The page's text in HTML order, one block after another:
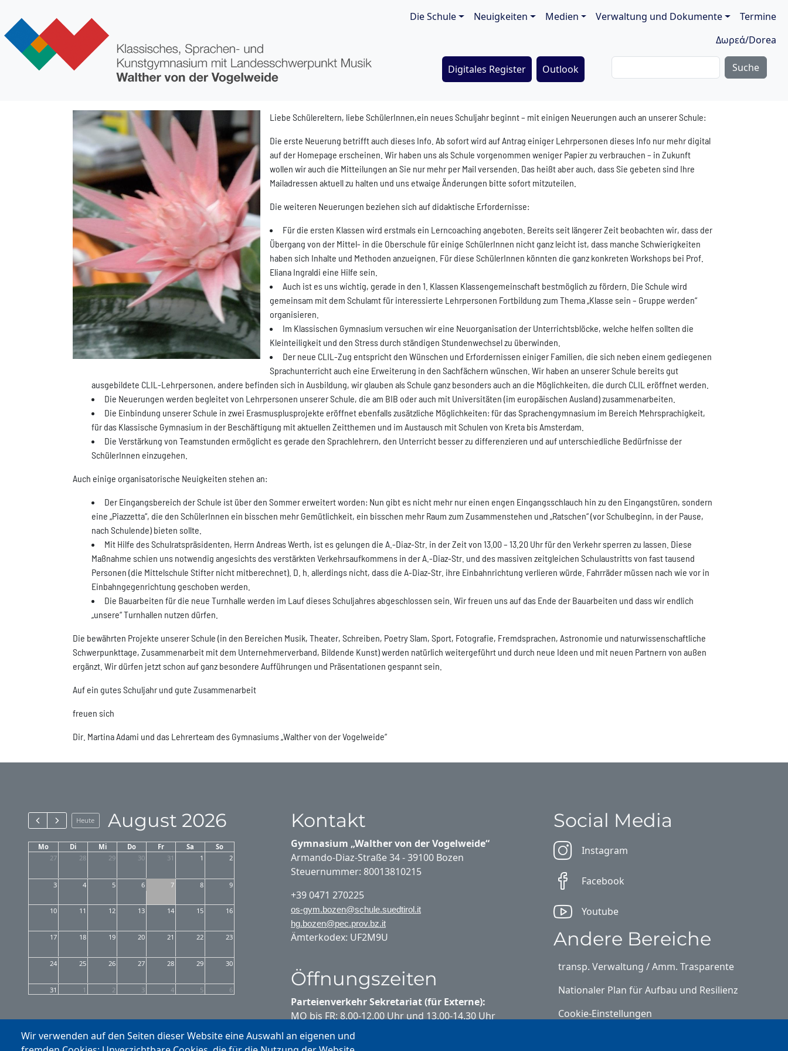
Wir verwenden auf den Seiten dieser Website eine Auswahl an eigenen und
Main navigation
Die Schule Neuigkeiten Medien Verwaltung und Dokumente
Termine
Δωρεά/Dorea
Digitales Register Outlook
Liebe Schülereltern, liebe SchülerInnen,ein neues Schuljahr beginnt – mit einigen Neuerungen auch an unserer Schule:
Die erste Neuerung betrifft auch dieses Info. Ab sofort wird auf Antrag einiger Lehrpersonen dieses Info nur mehr digital
auf der Homepage erscheinen. Wir haben uns als Schule vorgenommen weniger Papier zu verbrauchen – in Zukunft
wollen wir auch die Mitteilungen an Sie nur mehr per Mail versenden. Das heißt aber auch, dass Sie gebeten sind Ihre
Mailadressen aktuell zu halten und uns etwaige Änderungen bitte sofort mitzuteilen.
Die weiteren Neuerungen beziehen sich auf didaktische Erfordernisse:
Für die ersten Klassen wird erstmals ein Lerncoaching angeboten. Bereits seit längerer Zeit beobachten wir, dass der
Übergang von der Mittel- in die Oberschule für einige SchülerInnen nicht ganz leicht ist, dass manche Schwierigkeiten
haben sich Inhalte und Methoden anzueignen. Für diese SchülerInnen könnten die ganz konkreten Workshops bei Prof.
Eliana Ingraldi eine Hilfe sein.
Auch ist es uns wichtig, gerade in den 1. Klassen Klassengemeinschaft bestmöglich zu fördern. Die Schule wird
gemeinsam mit dem Schulamt für interessierte Lehrpersonen Fortbildung zum Thema „Klasse sein – Gruppe werden“
organisieren.
Im Klassischen Gymnasium versuchen wir eine Neuorganisation der Unterrichtsblöcke, welche helfen sollten die
Kleinteiligkeit und den Stress durch ständigen Stundenwechsel zu überwinden.
Der neue CLIL-Zug entspricht den Wünschen und Erfordernissen einiger Familien, die sich neben einem gediegenen
Sprachunterricht auch eine Erweiterung in den Sachfächern wünschen. Wir haben an unserer Schule bereits gut
ausgebildete CLIL-Lehrpersonen, andere befinden sich in Ausbildung, wir glauben als Schule ganz besonders auch an die Möglichkeiten, die durch CLIL eröffnet werden.
Die Neuerungen werden begleitet von Lehrpersonen unserer Schule, die am BIB oder auch mit Universitäten (im europäischen Ausland) zusammenarbeiten.
Die Einbindung unserer Schule in zwei Erasmusplusprojekte eröffnet ebenfalls zusätzliche Möglichkeiten: für das Sprachengymnasium im Bereich Mehrsprachigkeit,
für das Klassische Gymnasium in der Beschäftigung mit aktuellen Zeitthemen und im Austausch mit Schulen von Kreta bis Amsterdam.
Die Verstärkung von Teamstunden ermöglicht es gerade den Sprachlehrern, den Unterricht besser zu differenzieren und auf unterschiedliche Bedürfnisse der
SchülerInnen einzugehen.
Auch einige organisatorische Neuigkeiten stehen an:
Der Eingangsbereich der Schule ist über den Sommer erweitert worden: Nun gibt es nicht mehr nur einen engen Eingangsschlauch hin zu den Eingangstüren, sondern
eine „Piazzetta“, die den SchülerInnen ein bisschen mehr Gemütlichkeit, ein bisschen mehr Raum zum Zusammenstehen und „Ratschen“ (vor Schulbeginn, in der Pause,
nach Schulende) bieten sollte.
Mit Hilfe des Schulratspräsidenten, Herrn Andreas Werth, ist es gelungen die A.-Diaz-Str. in der Zeit von 13.00 – 13.20 Uhr für den Verkehr sperren zu lassen. Diese
Maßnahme schien uns notwendig angesichts des verstärkten Verkehrsaufkommens in der A.-Diaz-Str. und des massiven zeitgleichen Schulaustritts von fast tausend
Personen (die Mittelschule Stifter nicht mitberechnet). D. h. allerdings nicht, dass die A-Diaz-Str. ihre Einbahnrichtung verlieren würde. Fahrräder müssen nach wie vor in
Einbahngegenrichtung geschoben werden.
Die Bauarbeiten für die neue Turnhalle werden im Lauf dieses Schuljahres abgeschlossen sein. Wir freuen uns auf das Ende der Bauarbeiten und dass wir endlich
„unsere“ Turnhallen nutzen dürfen.
Die bewährten Projekte unserer Schule (in den Bereichen Musik, Theater, Schreiben, Poetry Slam, Sport, Fotografie, Fremdsprachen, Astronomie und naturwissenschaftliche
Schwerpunkttage, Zusammenarbeit mit dem Unternehmerverband, Bildende Kunst) werden natürlich weitergeführt und durch neue Ideen und mit neuen Partnern von außen
ergänzt. Wir dürfen jetzt schon auf ganz besondere Aufführungen und Präsentationen gespannt sein.
Auf ein gutes Schuljahr und gute Zusammenarbeit
freuen sich
Dir. Martina Adami und das Lehrerteam des Gymnasiums „Walther von der Vogelweide“
Heute August 2026
Mo Di Mi Do Fr Sa
So
27
28 29 30 31 1 2
3 4 5 6 7 8 9
10 11 12 13 14 15 16
17 18 19 20 21 22 23
24 25 26 27 28 29 30
31 1 2 3 4 5 6
Kontakt
Gymnasium „Walther von der Vogelweide“
Armando-Diaz-Straße 34 - 39100 Bozen
Steuernummer: 80013810215
+39 0471 270225
os-gym.bozen@schule.suedtirol.it
hg.bozen@pec.prov.bz.it
Ämterkodex: UF2M9U
Öffnungszeiten
Parteienverkehr Sekretariat (für Externe):
MO bis FR: 8.00-12.00 Uhr und 13.00-14.30 Uhr
Parteienverkehr Sekretariat (für
Social Media
Instagram
Facebook
Youtube
Andere Bereiche
transp. Verwaltung / Amm. Trasparente
Nationaler Plan für Aufbau und Resilienz
Cookie-Einstellungen